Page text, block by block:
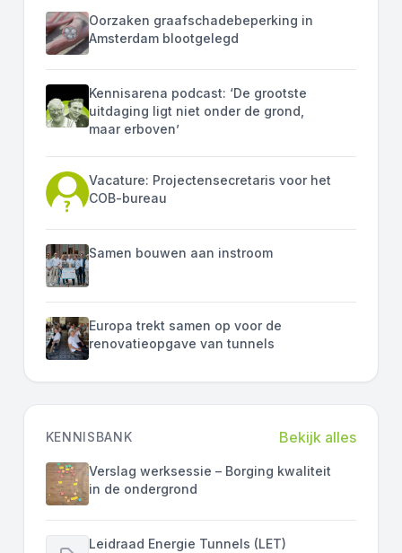
Oorzaken graafschadebeperking in
Amsterdam blootgelegd
Kennisarena podcast: ‘De grootste
uitdaging ligt niet onder de grond,
maar erboven’
Vacature: Projectensecretaris voor het
COB-bureau
Samen bouwen aan instroom
Europa trekt samen op voor de
renovatieopgave van tunnels
KENNISBANK Bekijk alles
Verslag werksessie – Borging kwaliteit
in de ondergrond
Leidraad Energie Tunnels (LET)